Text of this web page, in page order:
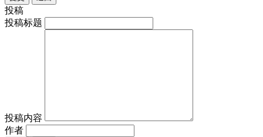
投稿
投稿标题
投稿内容
作者